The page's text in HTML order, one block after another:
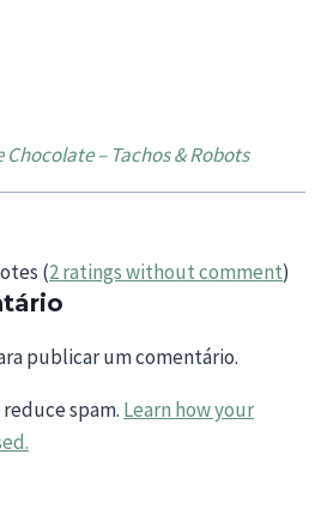
Chocolate – Tachos & Robots
(2 ratings without comment)
publicar um comentário.
spam. Learn how your